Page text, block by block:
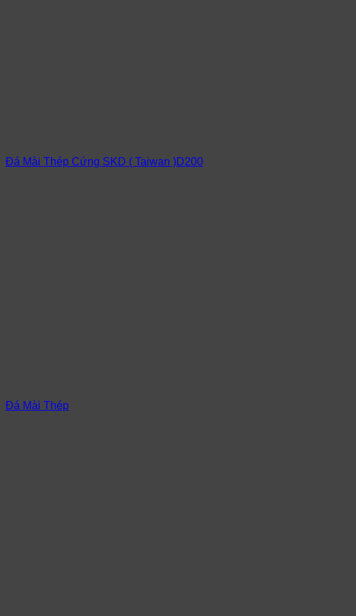
Đá Mài Thép Cứng SKD ( Taiwan )D200
Đá Mài Thép